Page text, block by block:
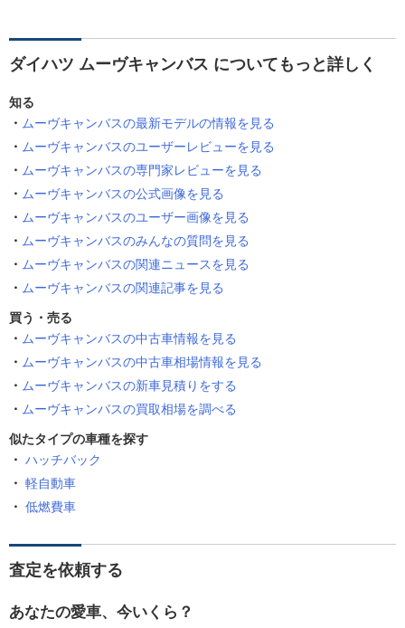
ダイハツ ムーヴキャンバス についてもっと詳しく
知る
ムーヴキャンバスの最新モデルの情報を見る
ムーヴキャンバスのユーザーレビューを見る
ムーヴキャンバスの専門家レビューを見る
ムーヴキャンバスの公式画像を見る
ムーヴキャンバスのユーザー画像を見る
ムーヴキャンバスのみんなの質問を見る
ムーヴキャンバスの関連ニュースを見る
ムーヴキャンバスの関連記事を見る
買う・売る
ムーヴキャンバスの中古車情報を見る
ムーヴキャンバスの中古車相場情報を見る
ムーヴキャンバスの新車見積りをする
ムーヴキャンバスの買取相場を調べる
似たタイプの車種を探す
ハッチバック
軽自動車
低燃費車
査定を依頼する
あなたの愛車、今いくら？